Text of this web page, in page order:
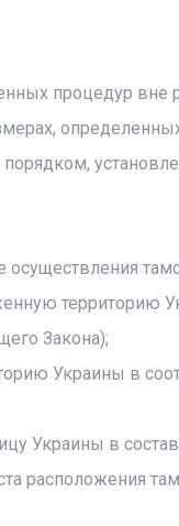
процедур
порядком,
осуществления
территорию
Закона);
Украины в
Украины в
расположения